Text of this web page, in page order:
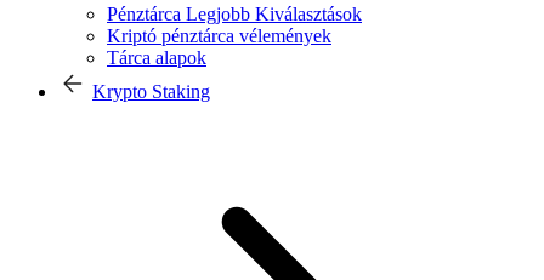
Pénztárca Legjobb Kiválasztások
Kriptó pénztárca vélemények
Tárca alapok
Krypto Staking